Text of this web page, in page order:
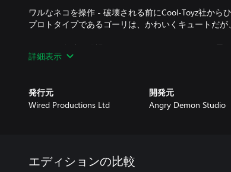
ワルなネコを操作 - 破壊される前にCool-Toyz社から
プロトタイプであるゴーリは、かわいくキュートだが
こんなお友達が登場… - F.R.A.N.KやCH1-P、そして思
チームで銀河を救え！ハートフルな脚本と、
ポなバトルを繰り広げよう！パワースライド、グライ
コンボスコアを叩き出せ。
登場。あなたの戦闘やアクションスキルの限界を試し
詳細表示
発行元
Wired Productions Ltd
開発元
Angry Demon Studio
エディションの比較